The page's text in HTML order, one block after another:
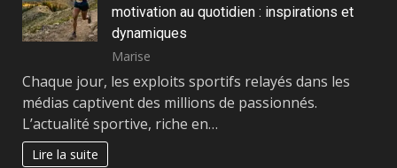
motivation au quotidien : inspirations et
dynamiques
Marise
Chaque jour, les exploits sportifs relayés dans les
médias captivent des millions de passionnés.
L’actualité sportive, riche en…
Lire la suite